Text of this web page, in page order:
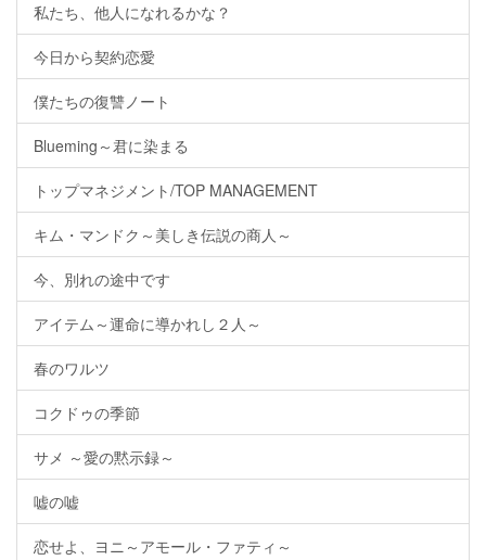
私たち、他人になれるかな？
今日から契約恋愛
僕たちの復讐ノート
Blueming～君に染まる
トップマネジメント/TOP MANAGEMENT
キム・マンドク～美しき伝説の商人～
今、別れの途中です
アイテム～運命に導かれし２人～
春のワルツ
コクドゥの季節
サメ ～愛の黙示録～
嘘の嘘
恋せよ、ヨニ～アモール・ファティ～